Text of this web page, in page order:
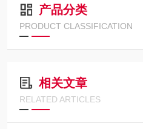
产品分类
PRODUCT CLASSIFICATION
相关文章
RELATED ARTICLES